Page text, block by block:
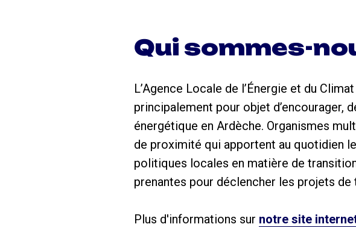
Qui sommes-
L’Agence Locale de l’Énergie et du
principalement pour objet d’encourager,
énergétique en Ardèche. Organismes
de proximité qui apportent au quotidien
politiques locales en matière de
prenantes pour déclencher les projets
Plus d'informations sur notre site